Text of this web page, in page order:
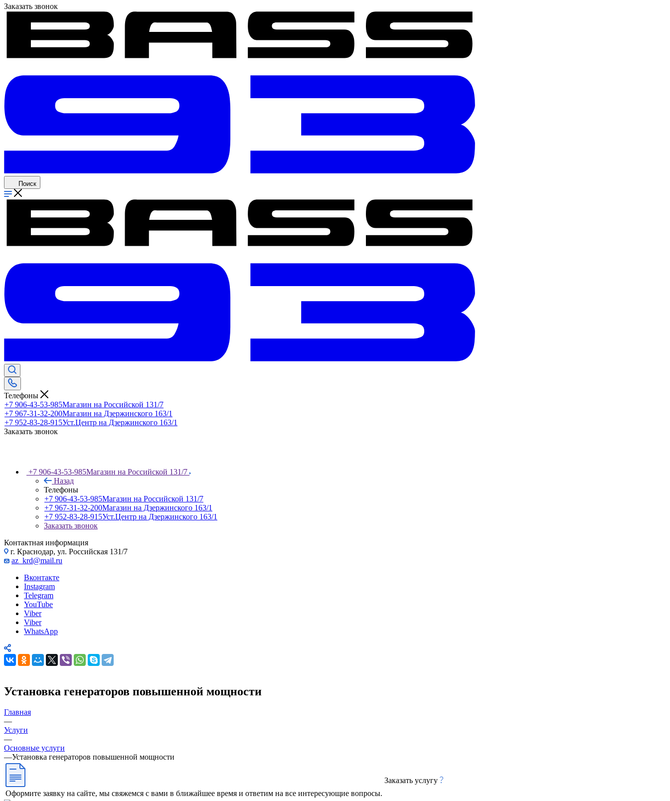
Заказать звонок
Поиск
Телефоны
+7 906-43-53-985Магазин на Российской 131/7
+7 967-31-32-200Магазин на Дзержинского 163/1
+7 952-83-28-915Уст.Центр на Дзержинского 163/1
Заказать звонок
+7 906-43-53-985Магазин на Российской 131/7
Назад
Телефоны
+7 906-43-53-985Магазин на Российской 131/7
+7 967-31-32-200Магазин на Дзержинского 163/1
+7 952-83-28-915Уст.Центр на Дзержинского 163/1
Заказать звонок
Контактная информация
г. Краснодар, ул. Российская 131/7
az_krd@mail.ru
Вконтакте
Instagram
Telegram
YouTube
Viber
Viber
WhatsApp
Установка генераторов повышенной мощности
Главная
—
Услуги
—
Основные услуги
—Установка генераторов повышенной мощности
Оформите заявку на сайте, мы свяжемся с вами в ближайшее время и ответим на все интересующие вопросы.
Заказать услугу